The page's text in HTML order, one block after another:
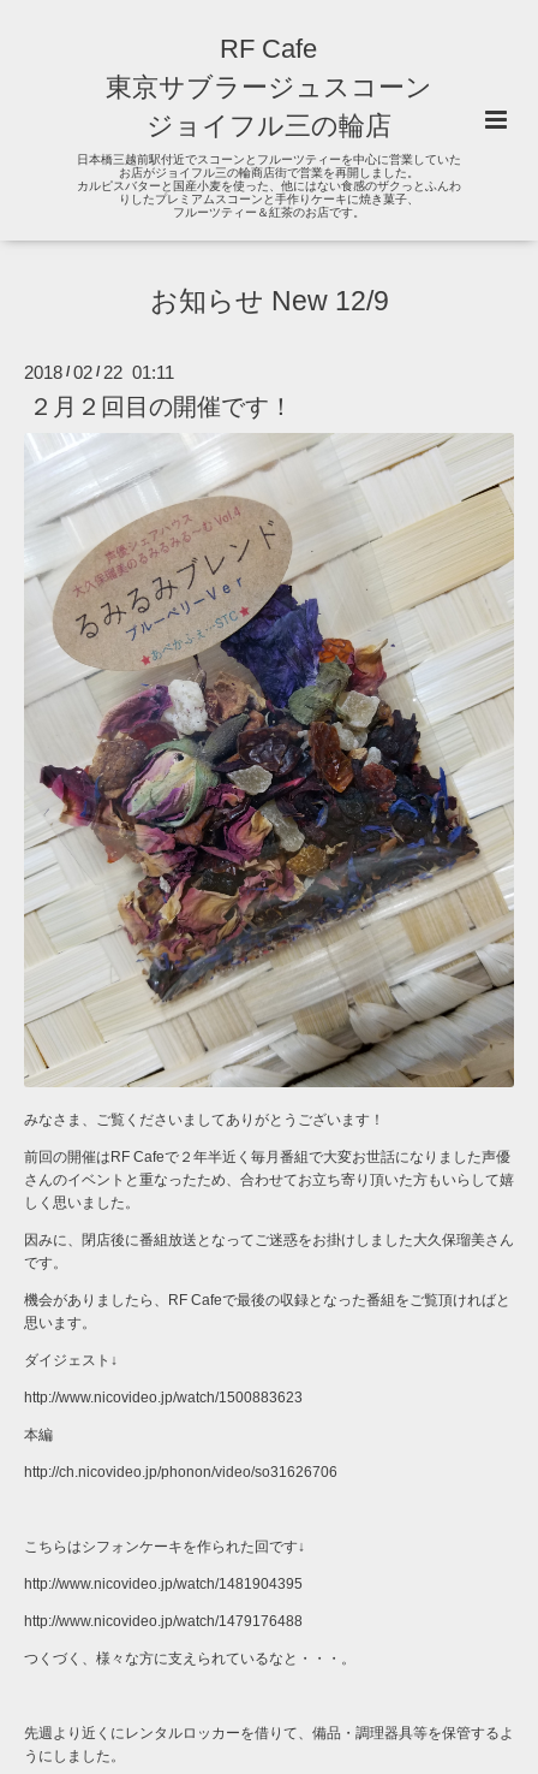
RF Cafe
東京サブラージュスコーン
ジョイフル三の輪店
日本橋三越前駅付近でスコーンとフルーツティーを中心に営業していた
お店がジョイフル三の輪商店街で営業を再開しました。
カルピスバターと国産小麦を使った、他にはない食感のザクっとふんわ
りしたプレミアムスコーンと手作りケーキに焼き菓子、
フルーツティー＆紅茶のお店です。
お知らせ New 12/9
2018 / 02 / 22 01:11
２月２回目の開催です！
みなさま、ご覧くださいましてありがとうございます！
前回の開催はRF Cafeで２年半近く毎月番組で大変お世話になりました声優
さんのイベントと重なったため、合わせてお立ち寄り頂いた方もいらして嬉
しく思いました。
因みに、閉店後に番組放送となってご迷惑をお掛けしました大久保瑠美さん
です。
機会がありましたら、RF Cafeで最後の収録となった番組をご覧頂ければと
思います。
ダイジェスト↓
http://www.nicovideo.jp/watch/1500883623
本編
http://ch.nicovideo.jp/phonon/video/so31626706
こちらはシフォンケーキを作られた回です↓
http://www.nicovideo.jp/watch/1481904395
http://www.nicovideo.jp/watch/1479176488
つくづく、様々な方に支えられているなと・・・。
先週より近くにレンタルロッカーを借りて、備品・調理器具等を保管するよ
うにしました。